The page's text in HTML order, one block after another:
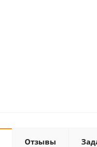
Отзывы